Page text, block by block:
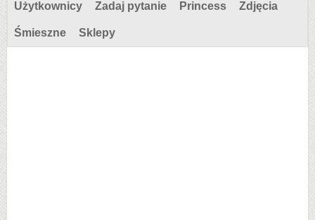
Użytkownicy Zadaj pytanie Princess Zdjęcia
Śmieszne Sklepy